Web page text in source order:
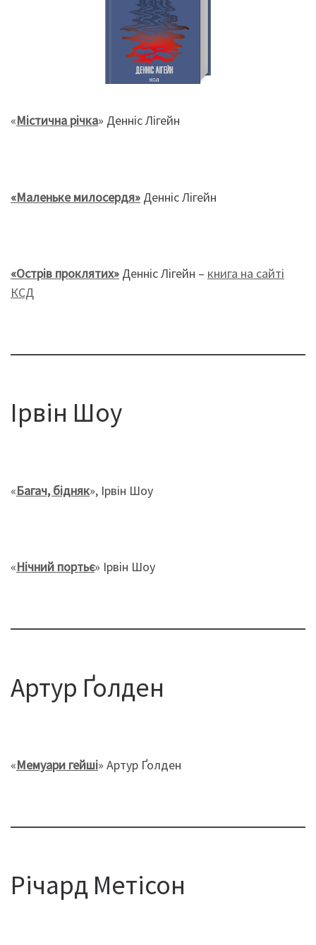
«Містична річка» Денніс Лігейн
«Маленьке милосердя» Денніс Лігейн
«Острів проклятих» Денніс Лігейн – книга на сайті
КСД
Ірвін Шоу
«Багач, бідняк», Ірвін Шоу
«Нічний портьє» Ірвін Шоу
Артур Ґолден
«Мемуари гейші» Артур Ґолден
Річард Метісон